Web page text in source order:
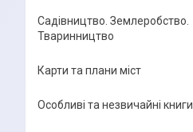
Садівництво. Землеробство.
Тваринництво
Карти та плани міст
Особливі та незвичайні книги